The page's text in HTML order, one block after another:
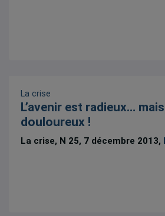
La crise
L’avenir est radieux…
douloureux !
La crise, N 25, 7 décembre 2013,